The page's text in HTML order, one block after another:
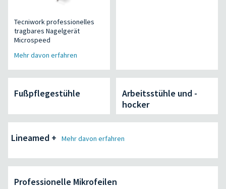
Tecniwork professionelles
tragbares Nagelgerät
Microspeed
Mehr davon erfahren
Fußpflegestühle
Arbeitsstühle und -
hocker
Lineamed + Mehr davon erfahren
Professionelle Mikrofeilen